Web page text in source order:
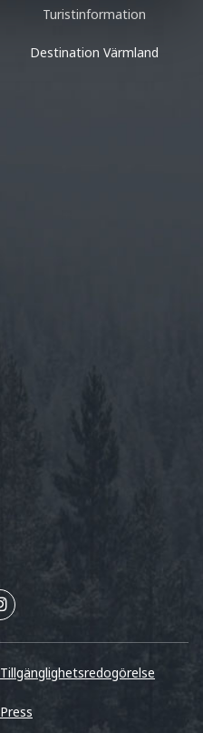
Turistinformation
Destination Värmland
Tillgänglighetsredogörelse
Press